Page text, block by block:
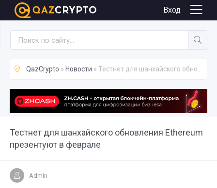
Вход
QazCrypto » Новости » Тестнет для шанхайского обновления Ethereum презентуют в феврале
Тестнет для шанхайского обновления Ethereum
презентуют в феврале
Новости
Admin